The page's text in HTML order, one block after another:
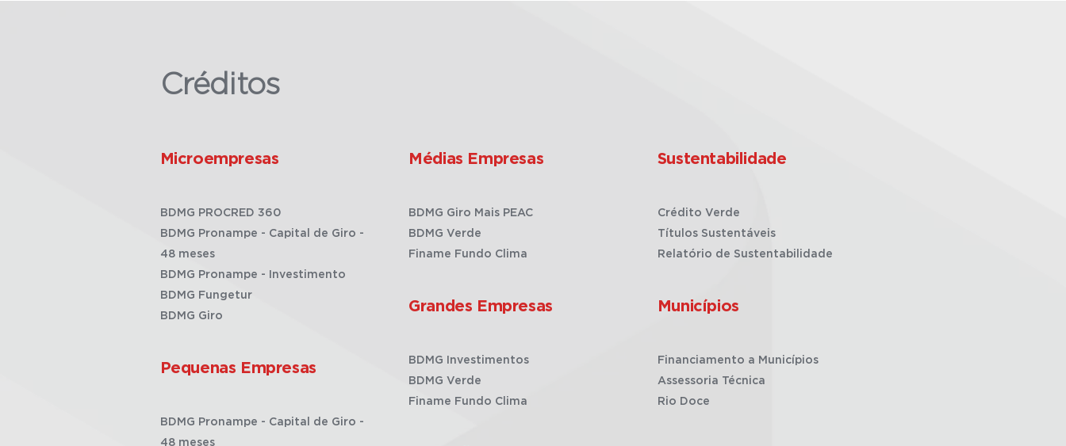
Créditos
Microempresas
BDMG PROCRED 360
BDMG Pronampe - Capital de Giro -
48 meses
BDMG Pronampe - Investimento
BDMG Fungetur
BDMG Giro
Pequenas Empresas
BDMG Pronampe - Capital de Giro -
48 meses
Médias Empresas
BDMG Giro Mais PEAC
BDMG Verde
Finame Fundo Clima
Grandes Empresas
BDMG Investimentos
BDMG Verde
Finame Fundo Clima
Sustentabilidade
Crédito Verde
Títulos Sustentáveis
Relatório de Sustentabilidade
Municípios
Financiamento a Municípios
Assessoria Técnica
Rio Doce